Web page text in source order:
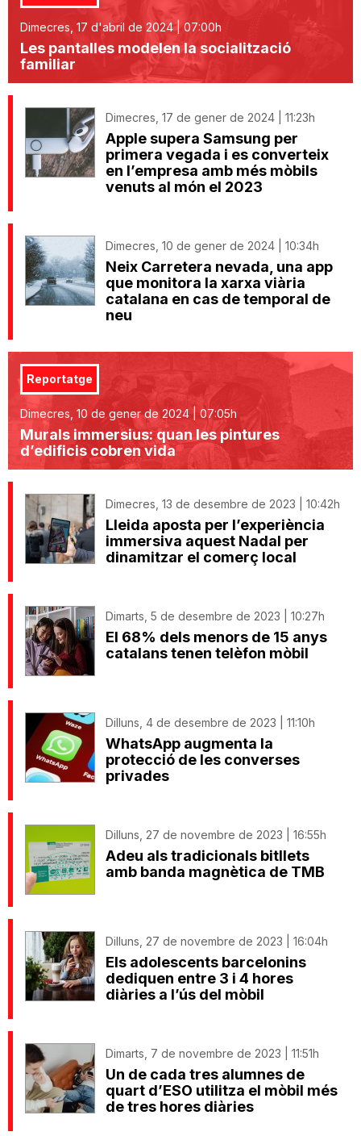
Dimecres, 17 d'abril de 2024 | 07:00h
Les pantalles modelen la socialització
familiar
Dimecres, 17 de gener de 2024 | 11:23h
Apple supera Samsung per
primera vegada i es converteix
en l’empresa amb més mòbils
venuts al món el 2023
Dimecres, 10 de gener de 2024 | 10:34h
Neix Carretera nevada, una app
que monitora la xarxa viària
catalana en cas de temporal de
neu
Reportatge
Dimecres, 10 de gener de 2024 | 07:05h
Murals immersius: quan les pintures
d’edificis cobren vida
Dimecres, 13 de desembre de 2023 | 10:42h
Lleida aposta per l’experiència
immersiva aquest Nadal per
dinamitzar el comerç local
Dimarts, 5 de desembre de 2023 | 10:27h
El 68% dels menors de 15 anys
catalans tenen telèfon mòbil
Dilluns, 4 de desembre de 2023 | 11:10h
WhatsApp augmenta la
protecció de les converses
privades
Dilluns, 27 de novembre de 2023 | 16:55h
Adeu als tradicionals bitllets
amb banda magnètica de TMB
Dilluns, 27 de novembre de 2023 | 16:04h
Els adolescents barcelonins
dediquen entre 3 i 4 hores
diàries a l’ús del mòbil
Dimarts, 7 de novembre de 2023 | 11:51h
Un de cada tres alumnes de
quart d’ESO utilitza el mòbil més
de tres hores diàries